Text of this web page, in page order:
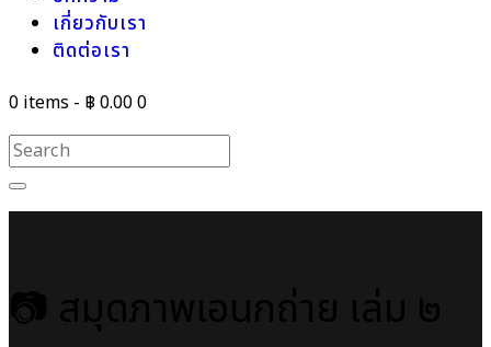
เกี่ยวกับเรา
ติดต่อเรา
0 items - ฿ 0.000